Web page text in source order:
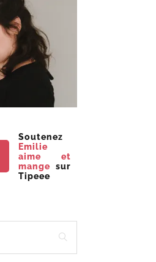
Soutenez
Emilie
aime et
mange sur
Tipeee